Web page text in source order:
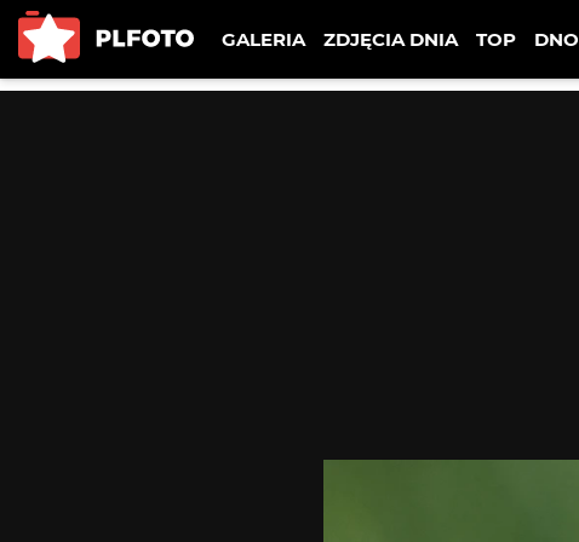
GALERIA ZDJĘCIA DNIA TOP DNO